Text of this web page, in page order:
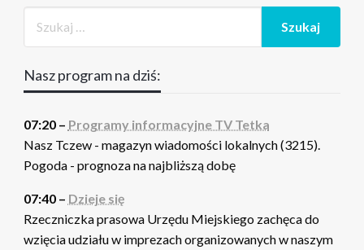
Nasz program na dziś:
07:20 – Programy informacyjne TV Tetka
Nasz Tczew - magazyn wiadomości lokalnych (3215).
Pogoda - prognoza na najbliższą dobę
07:40 – Dzieje się
Rzeczniczka prasowa Urzędu Miejskiego zachęca do
wzięcia udziału w imprezach organizowanych w naszym